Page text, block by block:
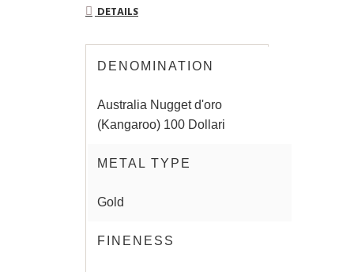
DETAILS
DENOMINATION
Australia Nugget d'oro
(Kangaroo) 100 Dollari
METAL TYPE
Gold
FINENESS